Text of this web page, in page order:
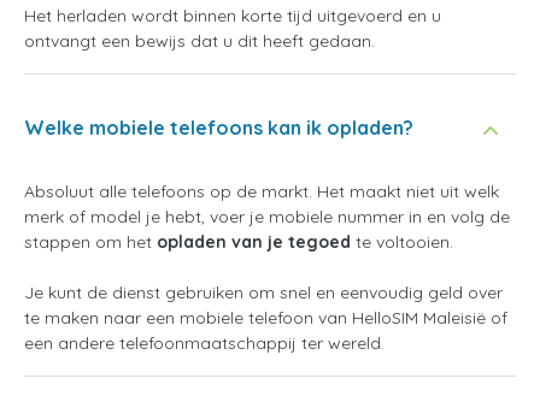
Het herladen wordt binnen korte tijd uitgevoerd en u
ontvangt een bewijs dat u dit heeft gedaan.
Welke mobiele telefoons kan ik opladen?
Absoluut alle telefoons op de markt. Het maakt niet uit welk
merk of model je hebt, voer je mobiele nummer in en volg de
stappen om het opladen van je tegoed te voltooien.
Je kunt de dienst gebruiken om snel en eenvoudig geld over
te maken naar een mobiele telefoon van HelloSIM Maleisië of
een andere telefoonmaatschappij ter wereld.